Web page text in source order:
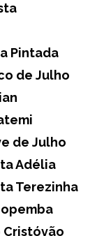
Pintada
de Julho
de Julho
Adélia
Terezinha
Cristóvão